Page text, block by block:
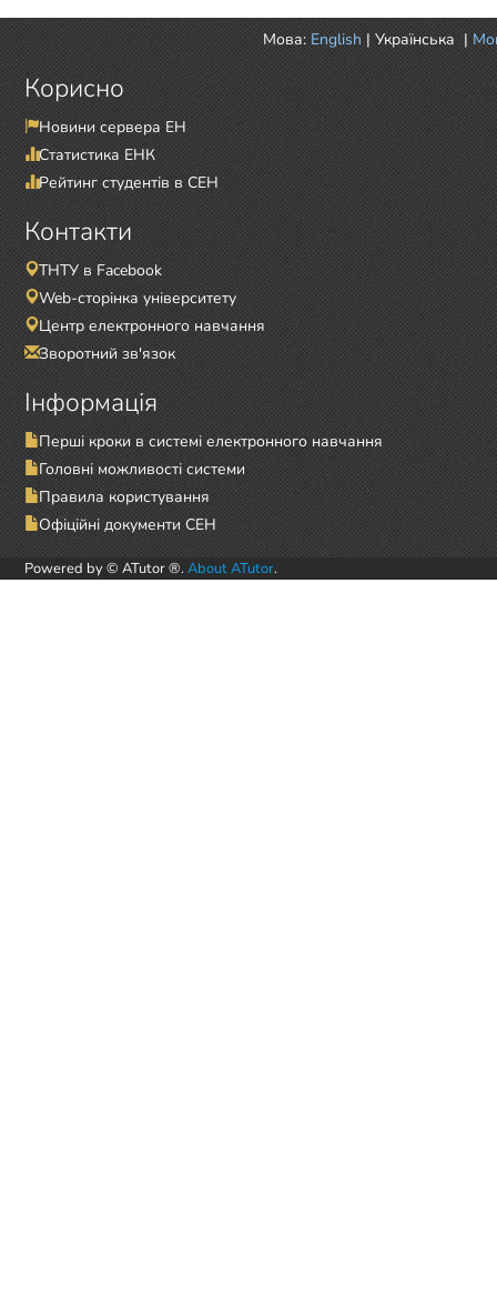
Мова: English | Українська |
Корисно
Новини сервера ЕН
Статистика ЕНК
Рейтинг студентів в СЕН
Контакти
ТНТУ в Facebook
Web-сторінка університету
Центр електронного навчання
Зворотний зв'язок
Інформація
Перші кроки в системі електронного навчання
Головні можливості системи
Правила користування
Офіційні документи СЕН
Powered by © ATutor ®. About ATutor.